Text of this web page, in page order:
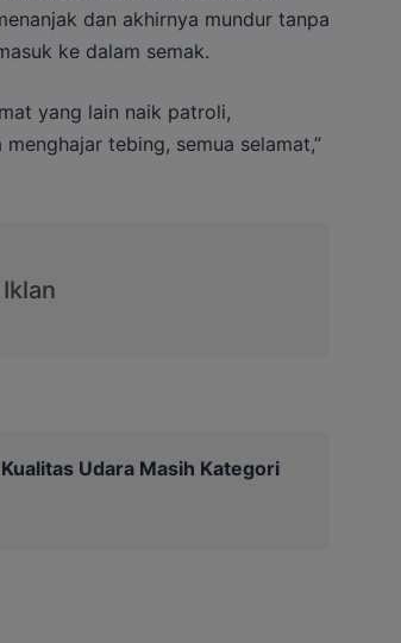
dan akhirnya mundur tanpa
ke dalam semak.
yang lain naik patroli,
tebing, semua selamat,”
Udara Masih Kategori